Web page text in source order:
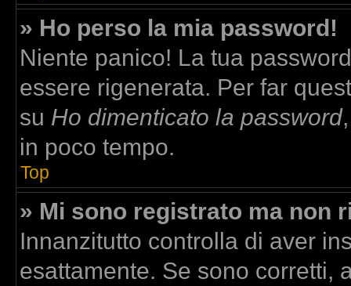
» Ho perso la mia password!
Niente panico! La tua
essere rigenerata. Per far
su Ho dimenticato la password
in poco tempo.
Top
» Mi sono registrato ma non
Innanzitutto controlla di aver
esattamente. Se sono corretti,